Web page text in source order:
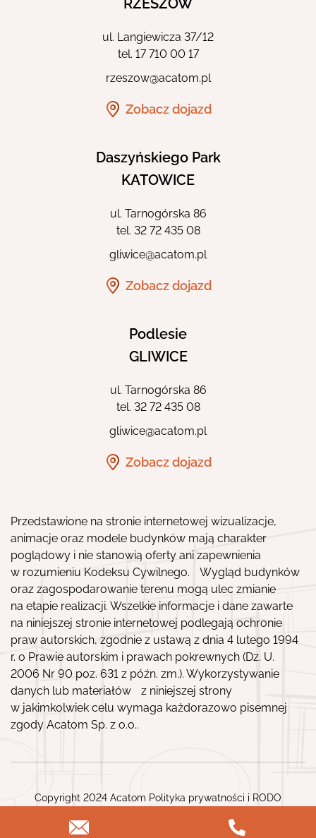
RZESZÓW
ul. Langiewicza 37/12
tel. 17 710 00 17
rzeszow@acatom.pl
Zobacz dojazd
Daszyńskiego Park
KATOWICE
ul. Tarnogórska 86
tel. 32 72 435 08
gliwice@acatom.pl
Zobacz dojazd
Podlesie
GLIWICE
ul. Tarnogórska 86
tel. 32 72 435 08
gliwice@acatom.pl
Zobacz dojazd
Przedstawione na stronie internetowej wizualizacje,
animacje oraz modele budynków mają charakter
poglądowy i nie stanowią oferty ani zapewnienia
w rozumieniu Kodeksu Cywilnego. Wygląd budynków
oraz zagospodarowanie terenu mogą ulec zmianie
na etapie realizacji. Wszelkie informacje i dane zawarte
na niniejszej stronie internetowej podlegają ochronie
praw autorskich, zgodnie z ustawą z dnia 4 lutego 1994
r. o Prawie autorskim i prawach pokrewnych (Dz. U.
2006 Nr 90 poz. 631 z późn. zm.). Wykorzystywanie
danych lub materiałów z niniejszej strony
w jakimkolwiek celu wymaga każdorazowo pisemnej
zgody Acatom Sp. z o.o..
Copyright 2024 Acatom Polityka prywatności i RODO